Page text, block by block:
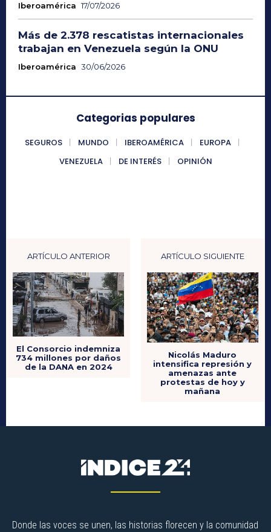
Iberoamérica 17/07/2026
Más de 2.378 rescatistas internacionales
trabajan en Venezuela según la ONU
Iberoamérica 30/06/2026
Categorias populares
SEGUROS MUNDO IBEROAMÉRICA
EUROPA
VENEZUELA
DE INTERÉS OPINIÓN
ARTÍCULO ANTERIOR
El Consorcio indemniza
734 millones por daños
de la DANA en 2024
ARTÍCULO SIGUIENTE
Nicolás Maduro
intensifica represión y
amenazas ante
protestas de hoy y
mañana
Donde las voces se unen, las historias florecen y la comunidad